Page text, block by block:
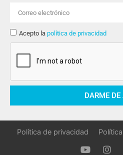
Acepto la política de privacidad
DARME DE
Política de privacidad